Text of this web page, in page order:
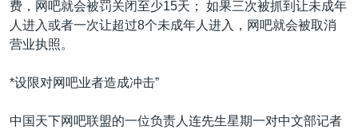
全球议题
环境
美国建国250周年
埃博拉疫情
美国之音专访
关注我们
费，网吧就会被罚关闭至少15天； 如果三次被抓到让未成年
人进入或者一次让超过8个未成年人进入，网吧就会被取消
营业执照。
*设限对网吧业者造成冲击”
中国天下网吧联盟的一位负责人连先生星期一对中文部记者